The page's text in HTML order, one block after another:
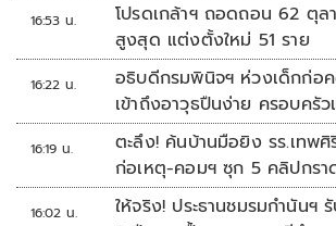
16:53 น.
โปรดเกล้าฯ ถอดถอน 62 ตุล
สูงสุด แต่งตั้งใหม่ 51 ราย
16:22 น.
อธิบดีกรมพินิจฯ ห่วงเด็กก่อ
เข้าถึงอาวุธปืนง่าย ครอบครั
ชนวนสำคัญ
16:19 น.
ตะลึง! ค้นบ้านมือยิง รร.เทพ
ก่อเหตุ-คอมฯ ซุก 5 คลิปกรา
16:02 น.
ให้จริง! ประธานชมรมกำนันฯ